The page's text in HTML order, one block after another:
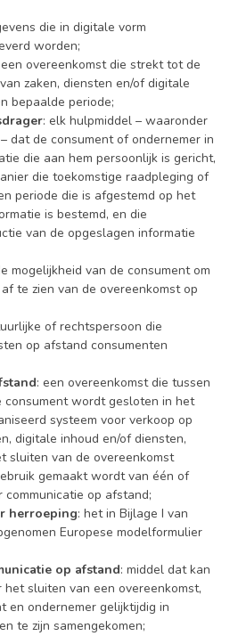
die in digitale vorm
worden;
een overeenkomst die strekt tot de
zaken, diensten en/of digitale
bepaalde periode;
: elk hulpmiddel – waaronder
dat de consument of ondernemer in
die aan hem persoonlijk is gericht,
die toekomstige raadpleging of
periode die is afgestemd op het
is bestemd, en die
van de opgeslagen informatie
mogelijkheid van de consument om
te zien van de overeenkomst op
of rechtspersoon die
op afstand consumenten
: een overeenkomst die tussen
consument wordt gesloten in het
systeem voor verkoop op
digitale inhoud en/of diensten,
sluiten van de overeenkomst
gemaakt wordt van één of
op afstand;
herroeping: het in Bijlage I van
Europese modelformulier
op afstand: middel dat kan
sluiten van een overeenkomst,
en ondernemer gelijktijdig in
te zijn samengekomen;